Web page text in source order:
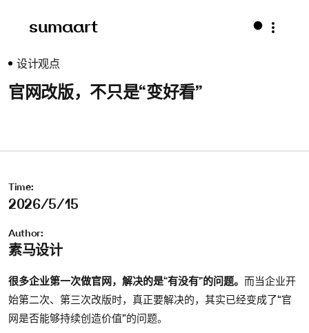
sumaart
设计观点
官网改版，不只是“变好看”
Time:
2026/5/15
Author:
素马设计
很多企业第一次做官网，解决的是“有没有”的问题。 而当企业开
始第二次、第三次改版时，真正要解决的，其实已经变成了“官
网是否能够持续创造价值”的问题。